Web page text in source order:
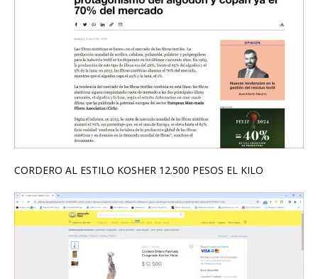
CORDERO AL ESTILO KOSHER 12.500 PESOS EL KILO